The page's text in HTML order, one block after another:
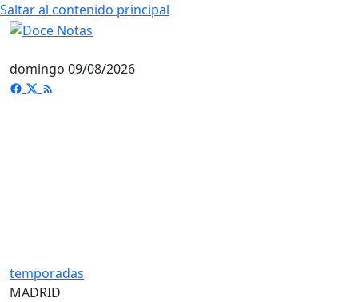
Saltar al contenido principal
domingo 09/08/2026
temporadas
MADRID